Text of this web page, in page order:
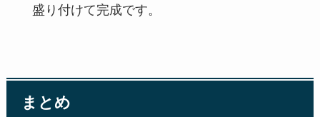
盛り付けて完成です。
まとめ